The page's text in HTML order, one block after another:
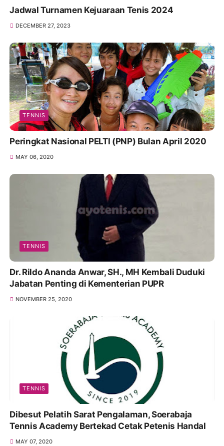
Jadwal Turnamen Kejuaraan Tenis 2024
DECEMBER 27, 2023
TENNIS
Peringkat Nasional PELTI (PNP) Bulan April 2020
MAY 06, 2020
TENNIS
Dr. Rildo Ananda Anwar, SH., MH Kembali Duduki
Jabatan Penting di Kementerian PUPR
NOVEMBER 25, 2020
TENNIS
Dibesut Pelatih Sarat Pengalaman, Soerabaja
Tennis Academy Bertekad Cetak Petenis Handal
MAY 07, 2020